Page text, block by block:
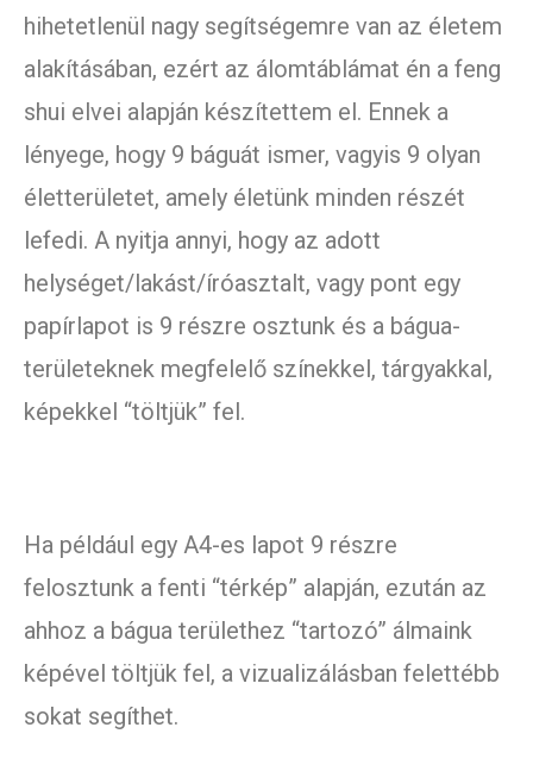
hihetetlenül nagy segítségemre van az életem
alakításában, ezért az álomtáblámat én a feng
shui elvei alapján készítettem el. Ennek a
lényege, hogy 9 báguát ismer, vagyis 9 olyan
életterületet, amely életünk minden részét
lefedi. A nyitja annyi, hogy az adott
helységet/lakást/íróasztalt, vagy pont egy
papírlapot is 9 részre osztunk és a bágua-
területeknek megfelelő színekkel, tárgyakkal,
képekkel “töltjük” fel.
Ha például egy A4-es lapot 9 részre
felosztunk a fenti “térkép” alapján, ezután az
ahhoz a bágua területhez “tartozó” álmaink
képével töltjük fel, a vizualizálásban felettébb
sokat segíthet.